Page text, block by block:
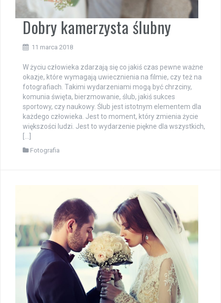
Dobry kamerzysta ślubny
11 marca 2018
W życiu człowieka zdarzają się co jakiś czas pewne ważne
okazje, które wymagają uwiecznienia na filmie, czy też na
fotografiach. Takimi wydarzeniami mogą być chrzciny,
komunia święta, bierzmowanie, ślub, jakiś sukces
sportowy, czy naukowy. Ślub jest istotnym elementem dla
każdego człowieka. Jest to moment, który zmienia życie
większości ludzi. Jest to wydarzenie piękne dla wszystkich,
Fotografia